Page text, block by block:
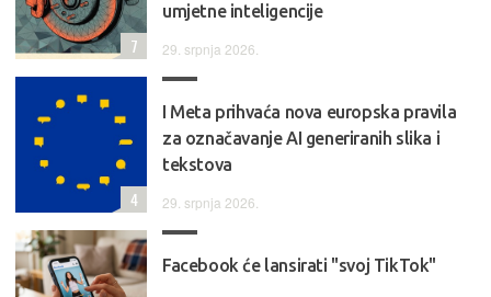
umjetne inteligencije
29. srpnja 2026.
7
I Meta prihvaća nova europska pravila
za označavanje AI generiranih slika i
tekstova
29. srpnja 2026.
4
Facebook će lansirati "svoj TikTok"